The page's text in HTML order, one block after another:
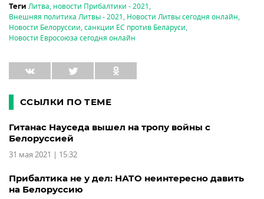
Теги Литва, новости Прибалтики - 2021,
Внешняя политика Литвы - 2021, Новости Литвы сегодня онлайн,
Новости Белоруссии,санкции ЕС против Беларуси,
Новости Евросоюза сегодня онлайн
ССЫЛКИ ПО ТЕМЕ
Гитанас Науседа вышел на тропу войны с
Белоруссией
31 мая 2021 | 15:32
Прибалтика не у дел: НАТО неинтересно давить
на Белоруссию